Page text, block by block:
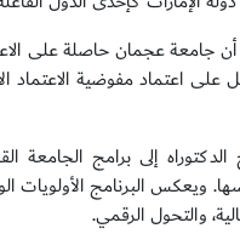
على اعتماد مفوضية الاعتماد
الدكتوراه إلى برامج الجامعة
ويعكس البرنامج الأولويات
والتحول الرقمي.